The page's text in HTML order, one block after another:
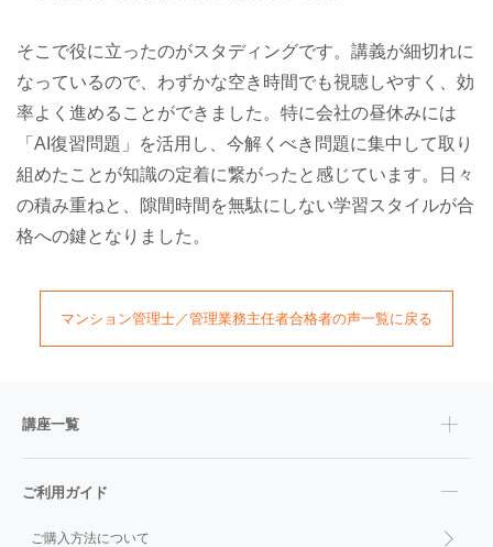
そこで役に立ったのがスタディングです。講義が細切れに
なっているので、わずかな空き時間でも視聴しやすく、効
率よく進めることができました。特に会社の昼休みには
「AI復習問題」を活用し、今解くべき問題に集中して取り
組めたことが知識の定着に繋がったと感じています。日々
の積み重ねと、隙間時間を無駄にしない学習スタイルが合
格への鍵となりました。
マンション管理士／管理業務主任者合格者の声一覧に戻る
講座一覧
ご利用ガイド
ご購入方法について